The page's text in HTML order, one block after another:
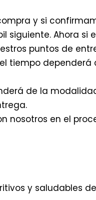
y si
Ahora si
puntos de
tiempo
de la
nosotros en el
y saludables